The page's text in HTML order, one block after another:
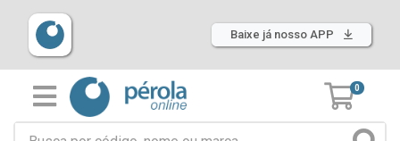
Baixe já nosso APP
0